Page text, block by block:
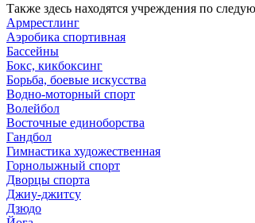
Также здесь находятся учреждения по
Армрестлинг
Аэробика спортивная
Бассейны
Бокс, кикбоксинг
Борьба, боевые искусства
Водно-моторный спорт
Волейбол
Восточные единоборства
Гандбол
Гимнастика художественная
Горнолыжный спорт
Дворцы спорта
Джиу-джитсу
Дзюдо